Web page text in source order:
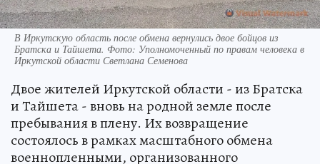
В Иркутскую область после обмена вернулись двое бойцов из
Братска и Тайшета. Фото: Уполномоченный по правам человека в
Иркутской области Светлана Семенова
Двое жителей Иркутской области - из Братска
и Тайшета - вновь на родной земле после
пребывания в плену. Их возвращение
состоялось в рамках масштабного обмена
военнопленными, организованного